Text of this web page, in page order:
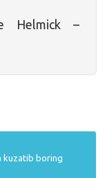
Helmick –
kuzatib boring